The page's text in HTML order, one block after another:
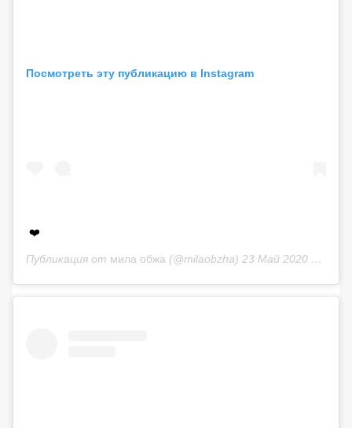
Посмотреть эту публикацию в Instagram
❤️
Публикация от мила обжа (@milaobzha) 23 Май 2020 в 8:33 PDT